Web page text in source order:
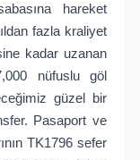
hareket
fazla kraliyet
kadar uzanan
nüfuslu göl
güzel bir
Pasaport ve
TK1796 sefer